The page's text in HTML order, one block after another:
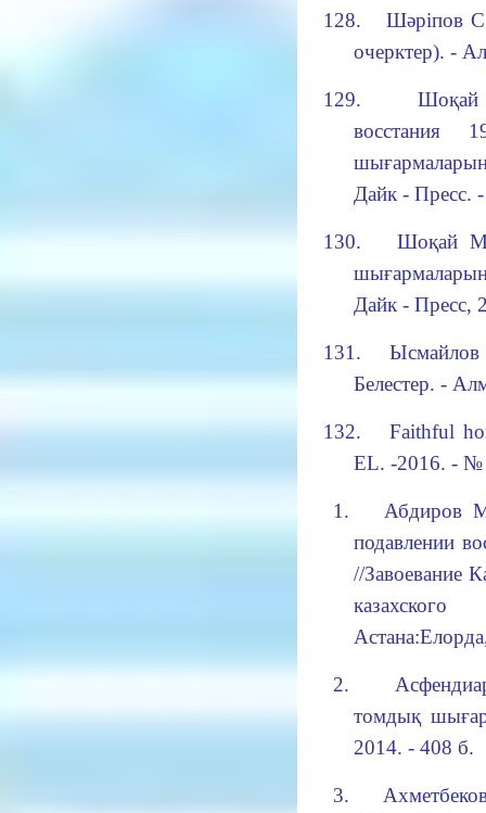
128.
Шәріпов
очерктер). -
129.
Дайк - Пресс.
130.
Шоқай
Дайк - Пресс,
131.
Белестер. -
132.
Faithful
EL. -2016. - №
1.
Абдиров
подавлении
//Завоевание К
Астана:
2.
томдық
2014. - 408 б.
3.